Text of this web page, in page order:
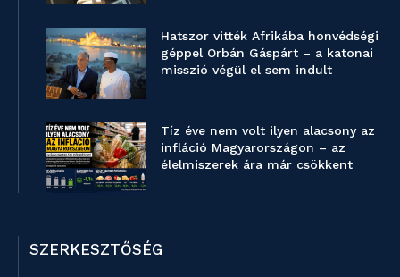
Hatszor vitték Afrikába honvédségi
géppel Orbán Gáspárt – a katonai
misszió végül el sem indult
Tíz éve nem volt ilyen alacsony az
infláció Magyarországon – az
élelmiszerek ára már csökkent
SZERKESZTŐSÉG